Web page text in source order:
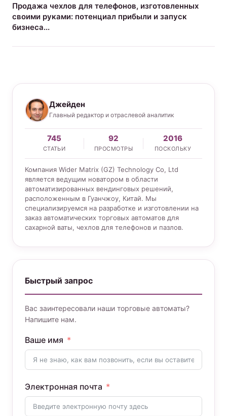
Продажа чехлов для телефонов, изготовленных
своими руками: потенциал прибыли и запуск
бизнеса...
Джейден
Главный редактор и отраслевой аналитик
745
СТАТЬИ
92
ПРОСМОТРЫ
2016
ПОСКОЛЬКУ
Компания Wider Matrix (GZ) Technology Co, Ltd
является ведущим новатором в области
автоматизированных вендинговых решений,
расположенным в Гуанчжоу, Китай. Мы
специализируемся на разработке и изготовлении на
заказ автоматических торговых автоматов для
сахарной ваты, чехлов для телефонов и пазлов.
Быстрый запрос
Вас заинтересовали наши торговые автоматы?
Напишите нам.
Ваше имя
Электронная почта